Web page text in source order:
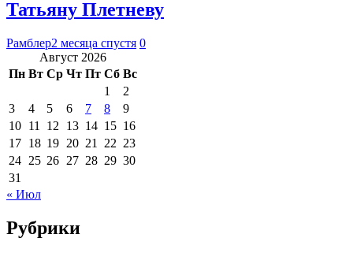
Татьяну Плетневу
Рамблер2 месяца спустя 0
Август 2026
Пн Вт Ср Чт Пт Сб Вс
1
2
3
4 5 6 7 8
9
10 11 12 13 14 15 16
17 18 19 20 21 22 23
24 25 26 27 28 29 30
31
« Июл
Рубрики